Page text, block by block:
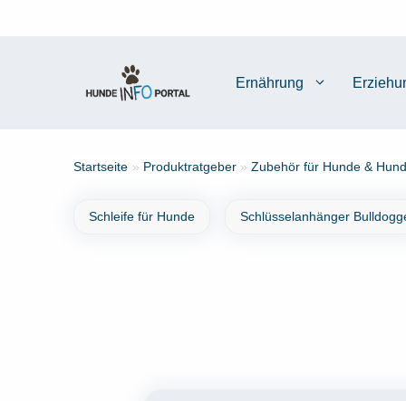
Ernährung
Startseite » Produktratgeber » Zubehör für Hunde &
Schleife für Hunde Schlüsselanhänger